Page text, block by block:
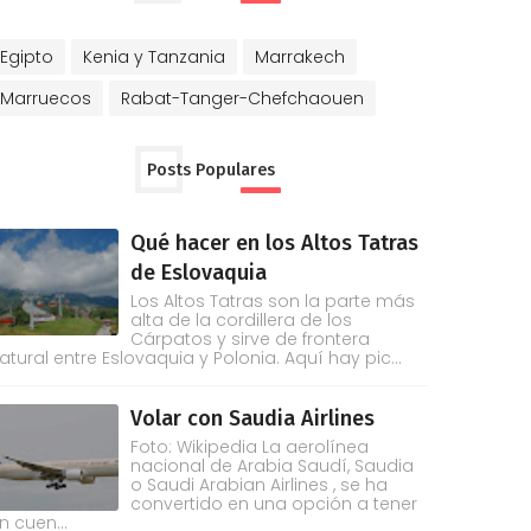
Egipto Kenia y Tanzania
Marrakech
Marruecos
Rabat-Tanger-Chefchaouen
Posts Populares
Qué hacer en los Altos Tatras
de Eslovaquia
Los Altos Tatras son la parte más
alta de la cordillera de los
Cárpatos y sirve de frontera
entre Eslovaquia y Polonia. Aquí hay pic...
Volar con Saudia Airlines
Foto: Wikipedia La aerolínea
nacional de Arabia Saudí, Saudia
o Saudi Arabian Airlines , se ha
convertido en una opción a tener
cuen...